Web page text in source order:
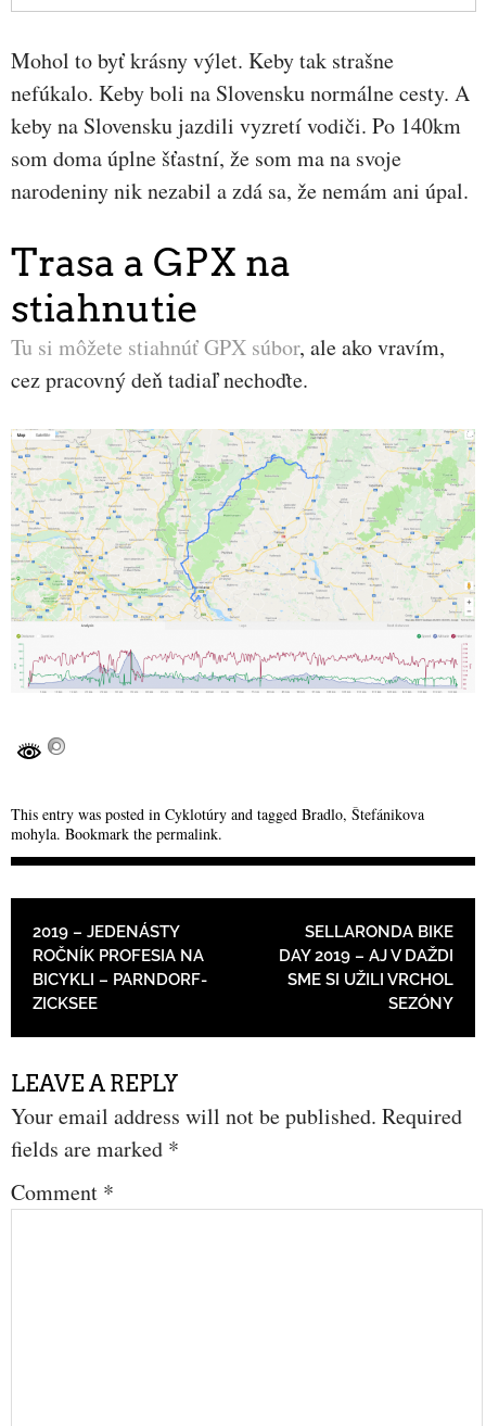
Mohol to byť krásny výlet. Keby tak strašne
nefúkalo. Keby boli na Slovensku normálne cesty. A
keby na Slovensku jazdili vyzretí vodiči. Po 140km
som doma úplne šťastní, že som ma na svoje
narodeniny nik nezabil a zdá sa, že nemám ani úpal.
Trasa a GPX na
stiahnutie
Tu si môžete stiahnúť GPX súbor, ale ako vravím,
cez pracovný deň tadiaľ nechoďte.
This entry was posted in Cyklotúry and tagged Bradlo, Štefánikova
mohyla. Bookmark the permalink.
POST NAVIGATION
2019 – JEDENÁSTY
ROČNÍK PROFESIA NA
BICYKLI – PARNDORF-
ZICKSEE
SELLARONDA BIKE
DAY 2019 – AJ V DAŽDI
SME SI UŽILI VRCHOL
SEZÓNY
LEAVE A REPLY
Your email address will not be published. Required
fields are marked *
Comment *